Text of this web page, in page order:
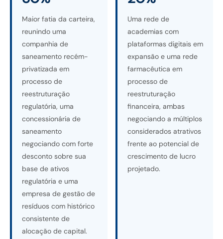
Maior fatia da carteira,
reunindo uma
companhia de
saneamento recém-
privatizada em
processo de
reestruturação
regulatória, uma
concessionária de
saneamento
negociando com forte
desconto sobre sua
base de ativos
regulatória e uma
empresa de gestão de
resíduos com histórico
consistente de
alocação de capital.
Uma rede de
academias com
plataformas digitais em
expansão e uma rede
farmacêutica em
processo de
reestruturação
financeira, ambas
negociando a múltiplos
considerados atrativos
frente ao potencial de
crescimento de lucro
projetado.